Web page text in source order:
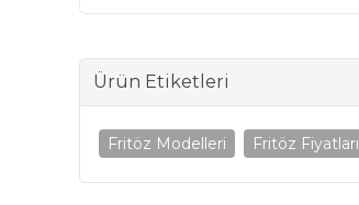
Ürün Etiketleri
Fritöz Modelleri Fritöz Fiyatları